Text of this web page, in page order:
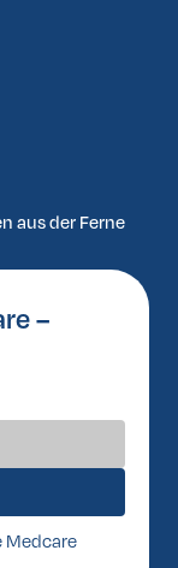
aus der Ferne
–
Medcare